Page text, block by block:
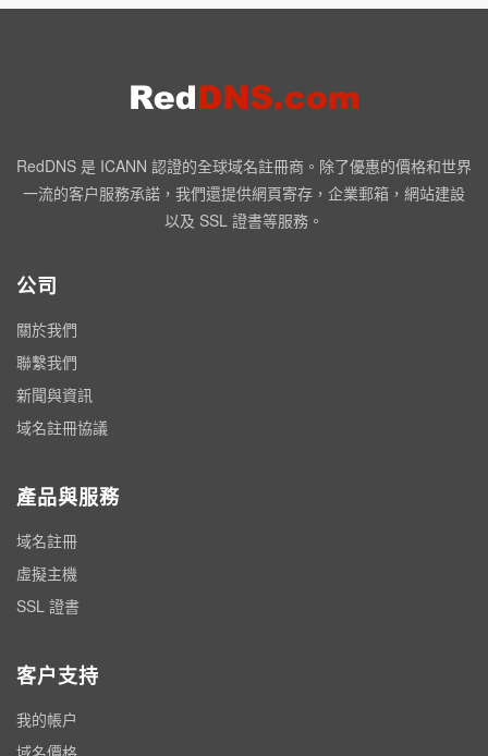
RedDNS 是 ICANN 認證的全球域名註冊商。除了優惠的價格和世界
一流的客户服務承諾，我們還提供網頁寄存，企業郵箱，網站建設
以及 SSL 證書等服務。
公司
關於我們
聯繫我們
新聞與資訊
域名註冊協議
產品與服務
域名註冊
虛擬主機
SSL 證書
客户支持
我的帳户
域名價格